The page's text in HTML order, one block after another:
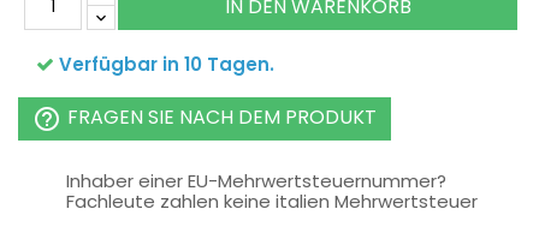
IN DEN WARENKORB
Verfügbar in 10 Tagen.
help_outline FRAGEN SIE NACH DEM PRODUKT
Inhaber einer EU-Mehrwertsteuernummer?
Fachleute zahlen keine italien Mehrwertsteuer